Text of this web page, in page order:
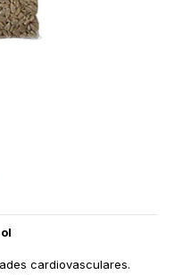
cardiovasculares.